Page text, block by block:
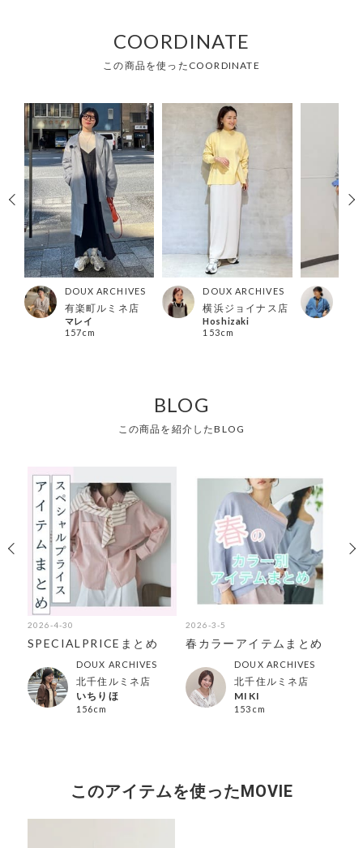
COORDINATE
この商品を使ったCOORDINATE
DOUX ARCHIVES
有楽町ルミネ店
マレイ
157cm
DOUX ARCHIVES
横浜ジョイナス店
Hoshizaki
153cm
BLOG
この商品を紹介したBLOG
2026-4-30
SPECIALPRICEまとめ
DOUX ARCHIVES
北千住ルミネ店
いちりほ
156cm
2026-3-5
春カラーアイテムまとめ
DOUX ARCHIVES
北千住ルミネ店
MIKI
153cm
このアイテムを使ったMOVIE